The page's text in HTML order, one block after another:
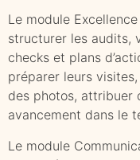
Le module
structurer les audits,
checks et plans
préparer leurs
des photos, attribuer
avancement dans le
Le module